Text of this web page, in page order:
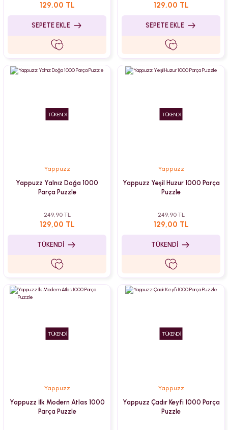
129,00 TL
SEPETE EKLE
129,00 TL
SEPETE EKLE
TÜKENDİ
Yappuzz
Yappuzz Yalnız Doğa 1000
Parça Puzzle
249,90 TL
129,00 TL
TÜKENDİ
TÜKENDİ
Yappuzz
Yappuzz Yeşil Huzur 1000 Parça
Puzzle
249,90 TL
129,00 TL
TÜKENDİ
TÜKENDİ
Yappuzz
Yappuzz İlk Modern Atlas 1000
Parça Puzzle
TÜKENDİ
Yappuzz
Yappuzz Çadır Keyfi 1000 Parça
Puzzle